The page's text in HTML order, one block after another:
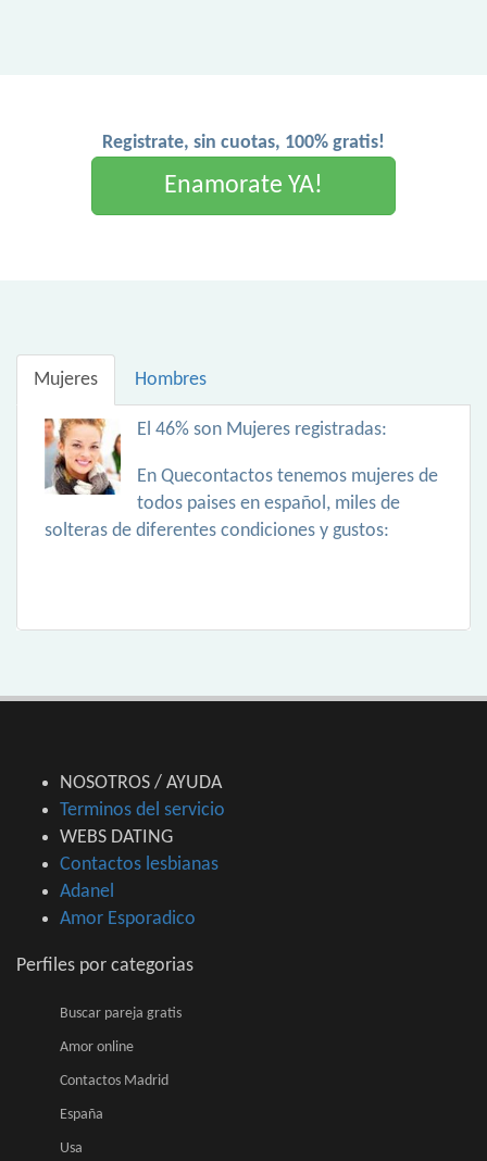
Registrate, sin cuotas, 100% gratis!
Enamorate YA!
Mujeres Hombres
El 46% son Mujeres registradas:
En Quecontactos tenemos mujeres de
todos paises en español, miles de
solteras de diferentes condiciones y gustos:
NOSOTROS / AYUDA
Terminos del servicio
WEBS DATING
Contactos lesbianas
Adanel
Amor Esporadico
Perfiles por categorias
Buscar pareja gratis
Amor online
Contactos Madrid
España
Usa